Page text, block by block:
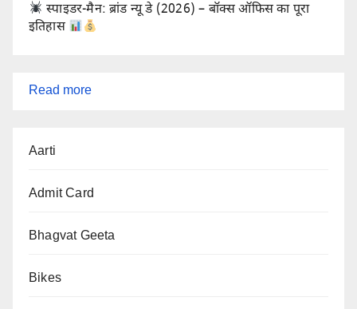
स्पाइडर-मैन: ब्रांड न्यू डे (2026) – बॉक्स ऑफिस का पूरा
इतिहास
Read more:
Dharma)
Aarti
Admit Card
Bhagvat Geeta
Bikes